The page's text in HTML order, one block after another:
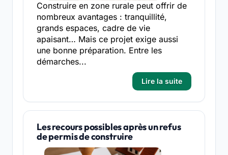
Construire en zone rurale peut offrir de
nombreux avantages : tranquillité,
grands espaces, cadre de vie
apaisant… Mais ce projet exige aussi
une bonne préparation. Entre les
démarches...
Lire la suite
Les recours possibles après un refus
de permis de construire